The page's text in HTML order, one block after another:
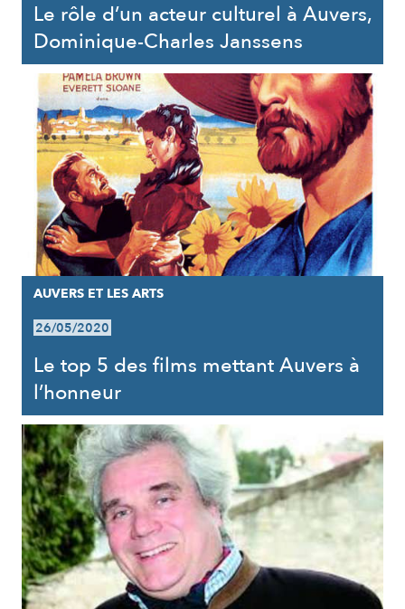
Le rôle d’un acteur culturel à Auvers,
Dominique-Charles Janssens
AUVERS ET LES ARTS
26/05/2020
Le top 5 des films mettant Auvers à
l’honneur